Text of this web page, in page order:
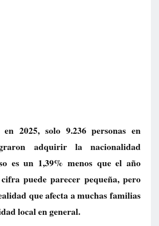
en 2025, solo 9.236 personas en
adquirir la nacionalidad
es un 1,39% menos que el año
puede parecer pequeña, pero
que afecta a muchas familias
local en general.